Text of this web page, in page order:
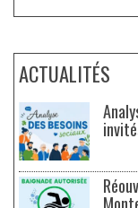
ACTUALITÉS